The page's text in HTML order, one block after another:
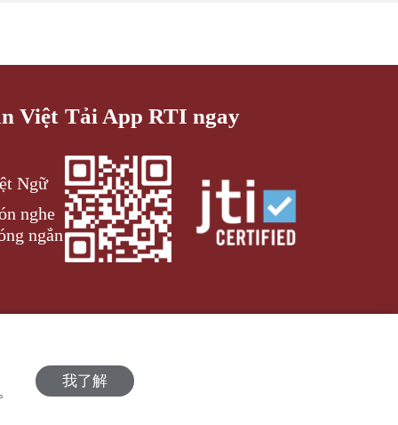
Việt
Ngữ
nghe
ngắn
Tải App RTI ngay
我了解